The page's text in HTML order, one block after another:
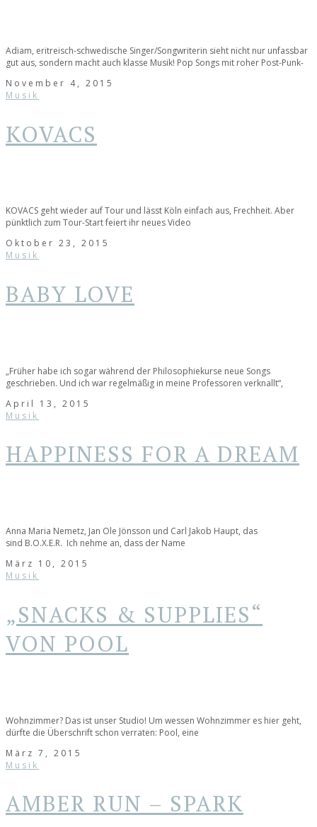
Adiam, eritreisch-schwedische Singer/Songwriterin sieht nicht nur unfassbar
gut aus, sondern macht auch klasse Musik! Pop Songs mit roher Post-Punk-
November 4, 2015
Musik
KOVACS
KOVACS geht wieder auf Tour und lässt Köln einfach aus, Frechheit. Aber
pünktlich zum Tour-Start feiert ihr neues Video
Oktober 23, 2015
Musik
BABY LOVE
„Früher habe ich sogar während der Philosophiekurse neue Songs
geschrieben. Und ich war regelmäßig in meine Professoren verknallt“,
April 13, 2015
Musik
HAPPINESS FOR A DREAM
Anna Maria Nemetz, Jan Ole Jönsson und Carl Jakob Haupt, das
sind B.O.X.E.R. Ich nehme an, dass der Name
März 10, 2015
Musik
„SNACKS & SUPPLIES“
VON POOL
Wohnzimmer? Das ist unser Studio! Um wessen Wohnzimmer es hier geht,
dürfte die Überschrift schon verraten: Pool, eine
März 7, 2015
Musik
AMBER RUN – SPARK